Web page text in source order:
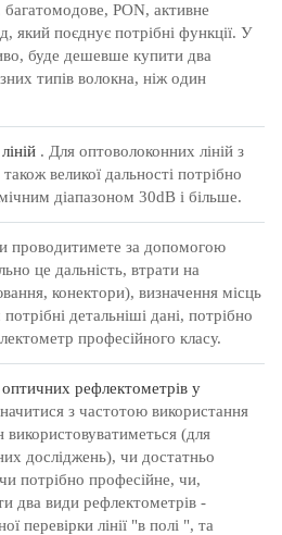
PON, активне
який поєднує потрібні функції. У
буде дешевше купити два
типів волокна, ніж один
. Для оптоволоконних ліній з
великої дальності потрібно
діапазоном 30dB і більше.
проводитимете за допомогою
це дальність, втрати на
конектори), визначення місць
детальніші дані, потрібно
професійного класу.
рефлектометрів у
з частотою використання
(для
досліджень), чи достатньо
потрібно професійне, чи,
два види рефлектометрів -
перевірки лінії "в полі ", та